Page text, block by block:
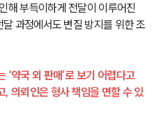
소개
해 부득이하게 전달이 이루어진
과정에서도 변질 방지를 위한 조
‘약국 외 판매’로 보기 어렵다고
, 의뢰인은 형사 책임을 면할 수 있